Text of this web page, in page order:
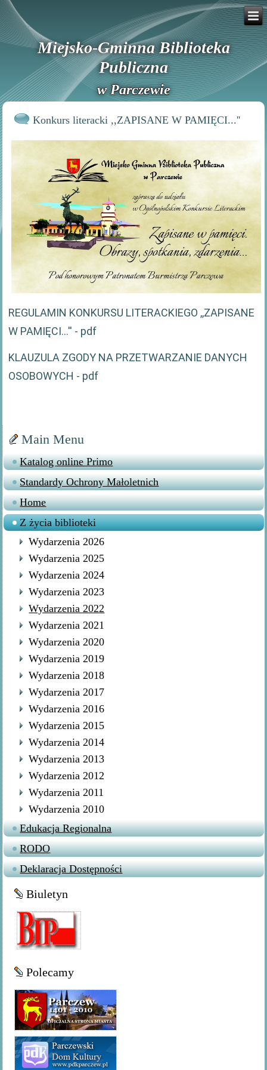
Miejsko-Gminna Biblioteka
Publiczna
w Parczewie
Konkurs literacki ,,ZAPISANE W PAMIĘCI...''
REGULAMIN KONKURSU LITERACKIEGO ,,ZAPISANE
W PAMIĘCI...'' - pdf
KLAUZULA ZGODY NA PRZETWARZANIE DANYCH
OSOBOWYCH - pdf
Main Menu
Katalog online Primo
Standardy Ochrony Małoletnich
Home
Z życia biblioteki
Wydarzenia 2026
Wydarzenia 2025
Wydarzenia 2024
Wydarzenia 2023
Wydarzenia 2022
Wydarzenia 2021
Wydarzenia 2020
Wydarzenia 2019
Wydarzenia 2018
Wydarzenia 2017
Wydarzenia 2016
Wydarzenia 2015
Wydarzenia 2014
Wydarzenia 2013
Wydarzenia 2012
Wydarzenia 2011
Wydarzenia 2010
Edukacja Regionalna
RODO
Deklaracja Dostępności
Biuletyn
Polecamy